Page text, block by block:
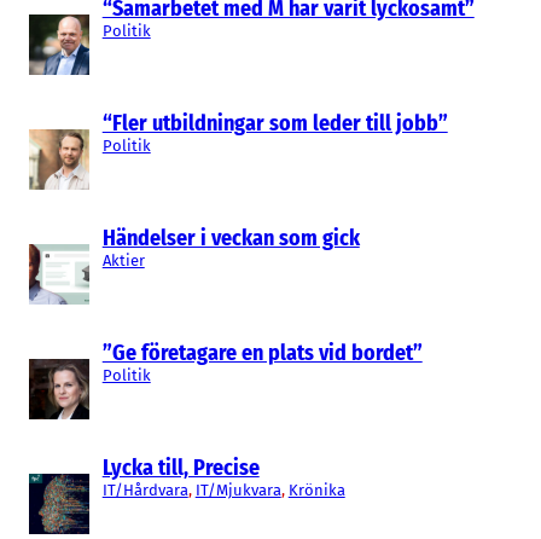
“Samarbetet med M har varit lyckosamt”
Politik
“Fler utbildningar som leder till jobb”
Politik
Händelser i veckan som gick
Aktier
”Ge företagare en plats vid bordet”
Politik
Lycka till, Precise
IT/Hårdvara, IT/Mjukvara, Krönika